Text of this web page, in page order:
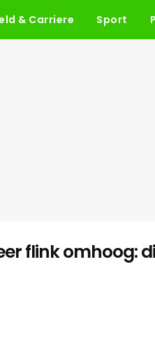
& Carriere Sport
flink omhoog: